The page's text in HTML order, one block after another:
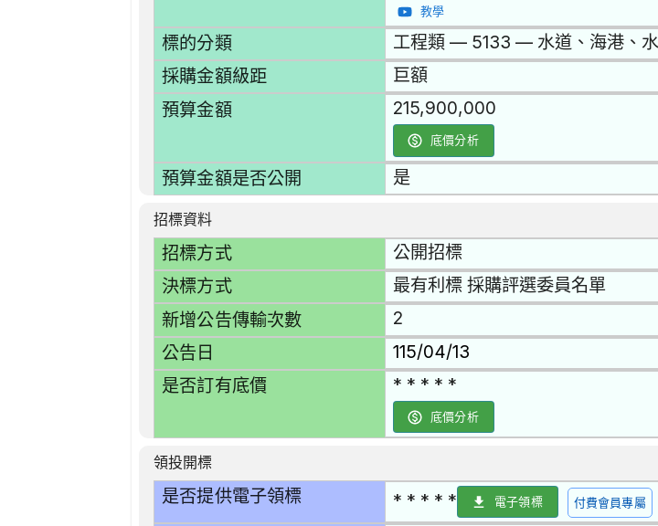
教學
標的分類 工程類 — 5133 — 水道、海港、
採購金額級距 巨額
預算金額 215,900,000
底價分析
預算金額是否公開 是
招標資料
招標方式 公開招標
決標方式 最有利標 採購評選委員名單
新增公告傳輸次數 2
公告日 115/04/13
是否訂有底價 * * * * *
底價分析
領投開標
是否提供電子領標 * * * * * 電子領標 付費會員專屬